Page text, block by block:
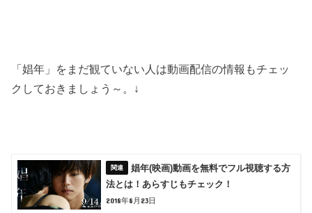
「娼年」をまだ観ていない人は動画配信の情報もチェッ
クしておきましょう～。↓
娼年(映画)動画を無料でフル視聴する方
法とは！あらすじもチェック！
2018年8月23日